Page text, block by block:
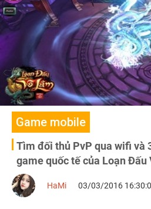
Game mobile
Tìm đối thủ PvP qua wifi và
game quốc tế của Loạn Đấu
HaMi 03/03/2016